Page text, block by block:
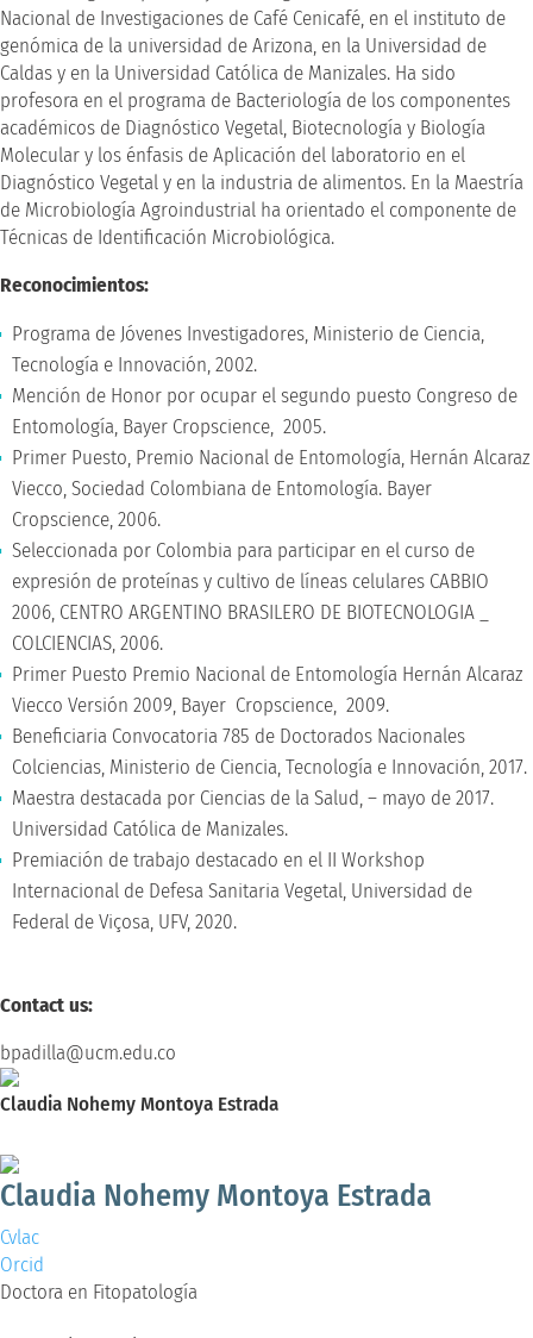
Nacional de Investigaciones de Café Cenicafé, en el instituto de
genómica de la universidad de Arizona, en la Universidad de
Caldas y en la Universidad Católica de Manizales. Ha sido
profesora en el programa de Bacteriología de los componentes
académicos de Diagnóstico Vegetal, Biotecnología y Biología
Molecular y los énfasis de Aplicación del laboratorio en el
Diagnóstico Vegetal y en la industria de alimentos. En la Maestría
de Microbiología Agroindustrial ha orientado el componente de
Técnicas de Identificación Microbiológica.
Reconocimientos:
Programa de Jóvenes Investigadores, Ministerio de Ciencia,
Tecnología e Innovación, 2002.
Mención de Honor por ocupar el segundo puesto Congreso de
Entomología, Bayer Cropscience, 2005.
Primer Puesto, Premio Nacional de Entomología, Hernán Alcaraz
Viecco, Sociedad Colombiana de Entomología. Bayer
Cropscience, 2006.
Seleccionada por Colombia para participar en el curso de
expresión de proteínas y cultivo de líneas celulares CABBIO
2006, CENTRO ARGENTINO BRASILERO DE BIOTECNOLOGIA _
COLCIENCIAS, 2006.
Primer Puesto Premio Nacional de Entomología Hernán Alcaraz
Viecco Versión 2009, Bayer Cropscience, 2009.
Beneficiaria Convocatoria 785 de Doctorados Nacionales
Colciencias, Ministerio de Ciencia, Tecnología e Innovación, 2017.
Maestra destacada por Ciencias de la Salud, – mayo de 2017.
Universidad Católica de Manizales.
Premiación de trabajo destacado en el II Workshop
Internacional de Defesa Sanitaria Vegetal, Universidad de
Federal de Viçosa, UFV, 2020.
Contact us:
bpadilla@ucm.edu.co
Claudia Nohemy Montoya Estrada
Claudia Nohemy Montoya Estrada
Cvlac
Orcid
Doctora en Fitopatología